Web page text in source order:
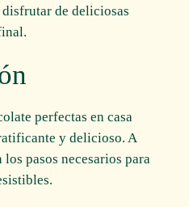
de deliciosas
perfectas en casa
y delicioso. A
pasos necesarios para